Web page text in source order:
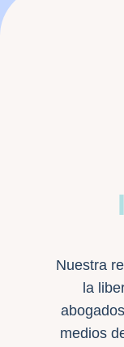
Nuestra
la
medios